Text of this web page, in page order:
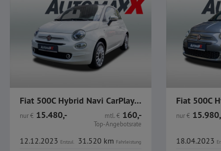
Fiat 500C Hybrid Navi CarPlay PDC Alu
nur€ 15.480,- mtl.€ 160,-
Top-Angebotsrate
12.12.2023 Erstzul. 31.520 km Fahrleistung
nur€
18.04.2023